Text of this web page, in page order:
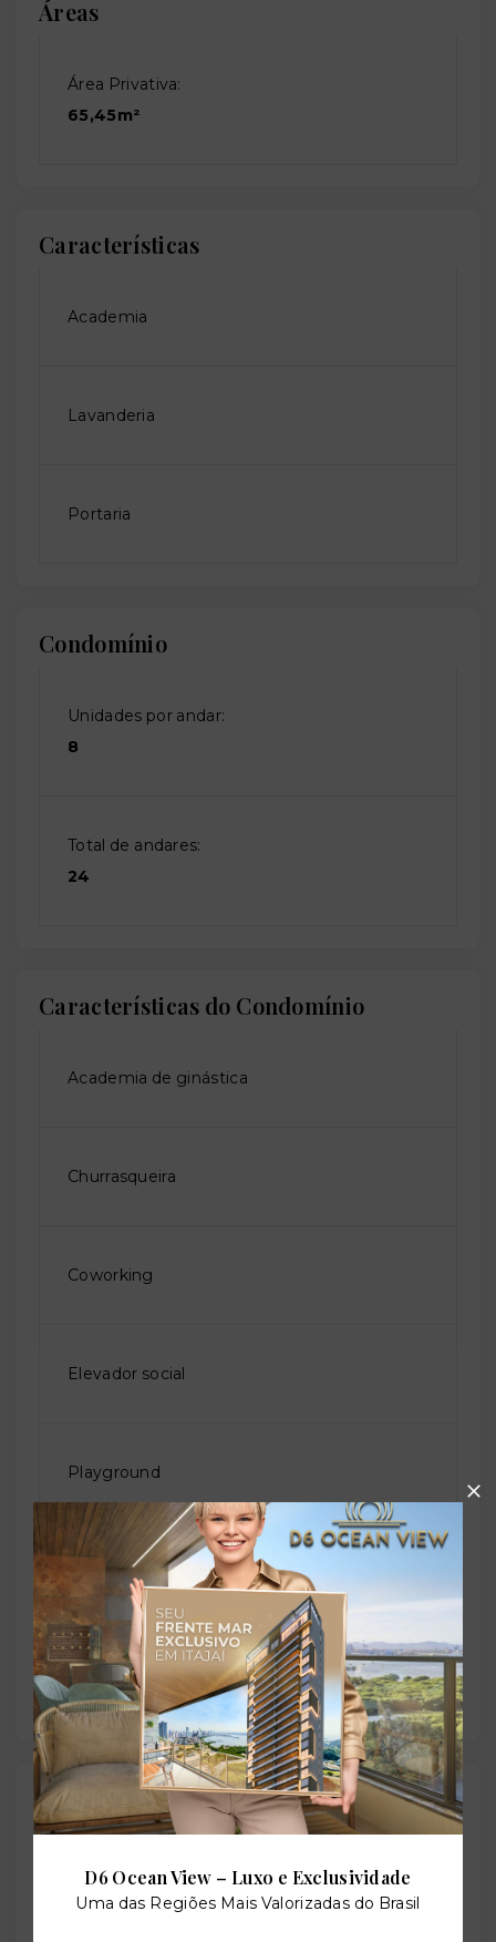
Áreas
Área Privativa:
65,45m²
Características
Academia
Lavanderia
Portaria
Condomínio
Unidades por andar:
8
Total de andares:
24
Características do Condomínio
Academia de ginástica
Churrasqueira
Coworking
Elevador social
Playground
Sala de jogos
Salão de festas
Outras Informações
Referência:
O-60400-92300
D6 Ocean View – Luxo e Exclusividade
Uma das Regiões Mais Valorizadas do Brasil